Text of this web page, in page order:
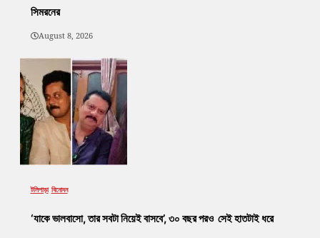
সিমরনের
August 8, 2026
টলিপাড়া বিনোদন
‘যাকে ভালবাসো, তার সবটা নিয়েই বাসবে’, ৩০ বছর পরও সেই হাতটাই ধরে